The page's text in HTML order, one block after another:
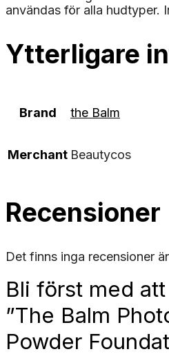
användas för alla hudtyper.
Ytterligare
Brand the Balm
Merchant Beautycos
Recensioner
Det finns inga recensioner
Bli först med
”The Balm
Powder